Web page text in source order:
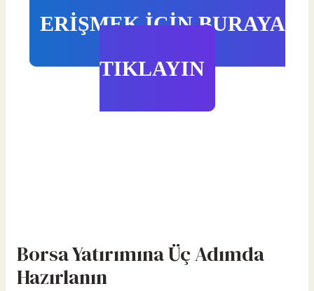
ERİŞMEK İÇİN BURAYA
TIKLAYIN
Borsa Yatırımına Üç Adımda
Hazırlanın